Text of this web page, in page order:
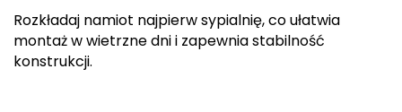
Dolomite
Rozkładaj namiot najpierw sypialnię, co ułatwia
montaż w wietrzne dni i zapewnia stabilność
konstrukcji.